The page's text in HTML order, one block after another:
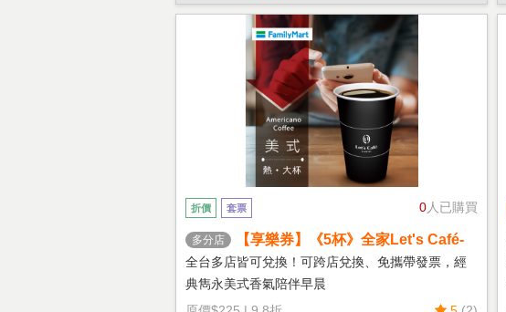
0人已購買
折價 套票
多分店
【享樂券】《5杯》全家Let's Café-
熱美式(大杯)
全台多店皆可兌換！可跨店兌換、免攜帶發票，經
典雋永美式香氣陪伴早晨